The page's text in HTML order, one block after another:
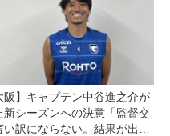
阪】キャプテン中谷進之介が
新シーズンへの決意「監督交
い訳にならない。結果が出せ